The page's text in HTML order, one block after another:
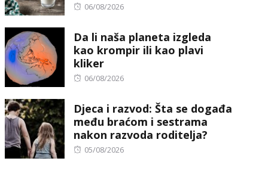
Posted
06/08/2026
Da li naša planeta izgleda
kao krompir ili kao plavi
kliker
Posted
06/08/2026
Djeca i razvod: Šta se događa
među braćom i sestrama
nakon razvoda roditelja?
Posted
05/08/2026